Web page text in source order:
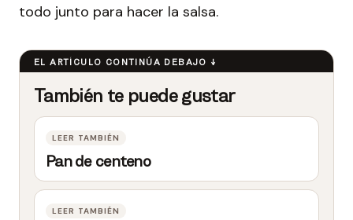
todo junto para hacer la salsa.
Pan de centeno